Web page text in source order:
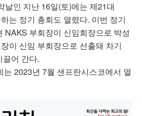
날인 지난 16일(토)에는 제21대
는 정기 총회도 열렸다. 이번 정기
NAKS 부회장이 신임회장으로 박성
이 신임 부회장으로 선출돼 차기
끌어 간다.
는 2023년 7월 샌프란시스코에서 열